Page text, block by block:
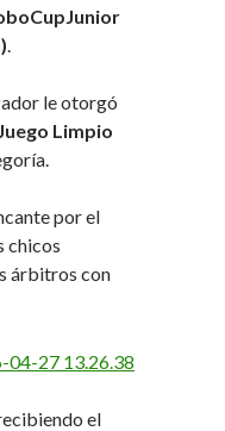
.
le otorgó
Limpio
por el
chicos
árbitros con
el